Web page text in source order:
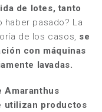
de lotes, tanto
haber pasado? La
de los casos, se
con máquinas
lavadas.
Amaranthus
utilizan productos